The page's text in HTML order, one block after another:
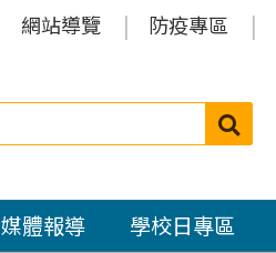
網站導覽 防疫專區
搜
媒體報導 學校日專區